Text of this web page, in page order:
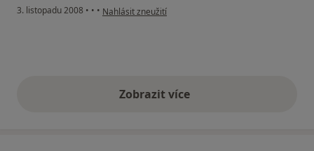
3. listopadu 2008 • • • podle názoru uživatele Pacient
Nahlásit zneužití
Zobrazit vícevýše uvedené názory